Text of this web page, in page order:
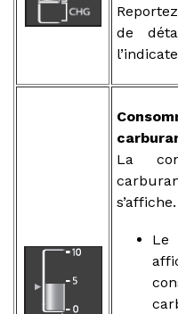
de
La
s’affiche.
Le